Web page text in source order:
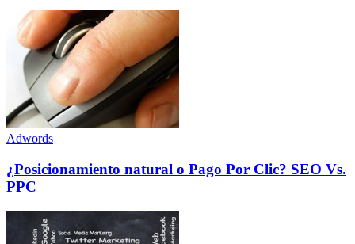
Adwords
¿Posicionamiento natural o Pago Por Clic? SEO Vs.
PPC